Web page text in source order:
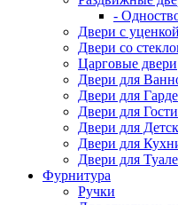
-
Двери с
Двери со
Царговые двери
Двери для
Двери для
Двери для
Двери для
Двери для
Двери для
Фурнитура
Ручки